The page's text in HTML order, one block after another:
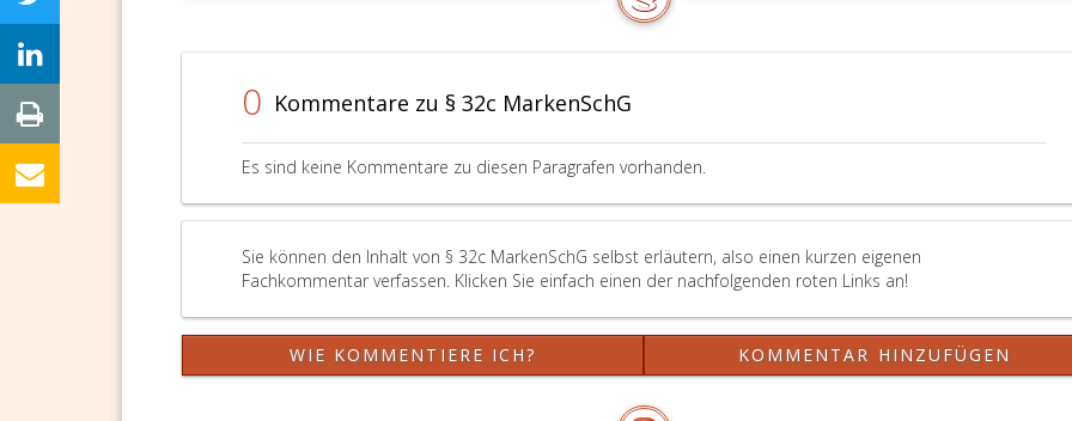
0 Kommentare zu § 32c MarkenSchG
Es sind keine Kommentare zu diesen Paragrafen vorhanden.
Sie können den Inhalt von § 32c MarkenSchG selbst erläutern, also einen kurzen eigenen
Fachkommentar verfassen. Klicken Sie einfach einen der nachfolgenden roten Links an!
WIE KOMMENTIERE ICH? KOMMENTAR HINZUFÜGEN